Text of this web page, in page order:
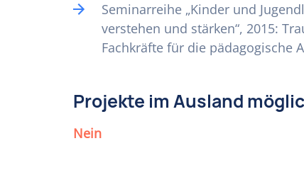
Seminarreihe „Kinder und
verstehen und stärken“, 2015:
Fachkräfte für die pädagogische
Projekte im Ausland
Nein